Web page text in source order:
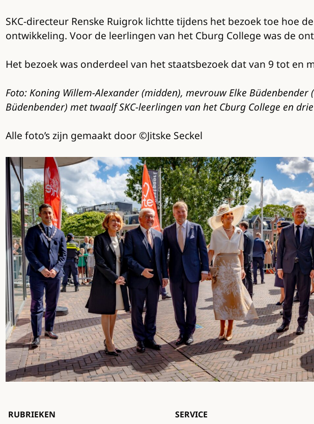
SKC-directeur Renske Ruigrok lichtte tijdens het bezoek toe
ontwikkeling. Voor de leerlingen van het Cburg College was de
Het bezoek was onderdeel van het staatsbezoek dat van 9 tot en
Foto:Koning Willem-Alexander (midden), mevrouw Elke
Büdenbender) met twaalf SKC-leerlingen van het Cburg College en
Alle foto’s zijn gemaakt door ©Jitske Seckel
RUBRIEKEN SERVICE